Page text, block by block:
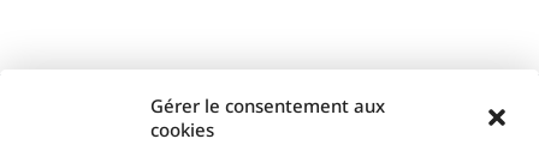
Gérer le consentement aux
cookies